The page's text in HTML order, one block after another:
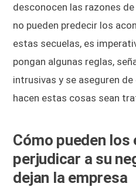
desconocen las razones
no pueden predecir los
estas secuelas, es
pongan algunas reglas,
intrusivas y se aseguren
hacen estas cosas sean
Cómo pueden los
perjudicar a su
dejan la empresa